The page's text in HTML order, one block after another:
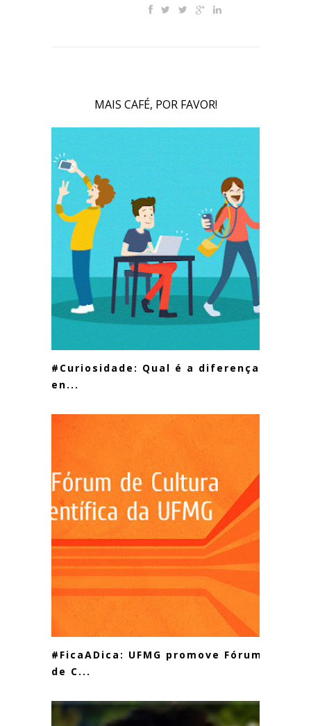
MAIS CAFÉ, POR FAVOR!
#Curiosidade: Qual é a diferença
en...
#FicaADica: UFMG promove Fórum
de C...